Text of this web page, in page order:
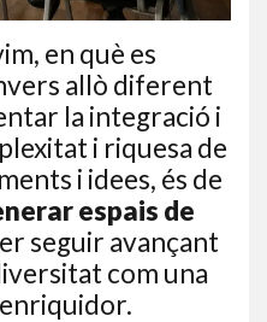
en què es
allò diferent
la integració i
i riquesa de
i idees, és de
espais de
seguir avançant
com una